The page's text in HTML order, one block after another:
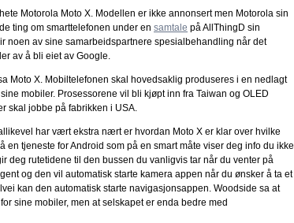
Motorola Moto X. Modellen er ikke annonsert men Motorola sin
ting om smarttelefonen under en samtale på AllThingD sin
noen av sine samarbeidspartnere spesialbehandling når det
av å bli eiet av Google.
Moto X. Mobiltelefonen skal hovedsaklig produseres i en nedlagt
mobiler. Prosessorene vil bli kjøpt inn fra Taiwan og OLED
skal jobbe på fabrikken i USA.
har vært ekstra nært er hvordan Moto X er klar over hvilke
tjeneste for Android som på en smart måte viser deg info du ikke
deg rutetidene til den bussen du vanligvis tar når du venter på
og den vil automatisk starte kamera appen når du ønsker å ta et
kan den automatisk starte navigasjonsappen. Woodside sa at
sine mobiler, men at selskapet er enda bedre med